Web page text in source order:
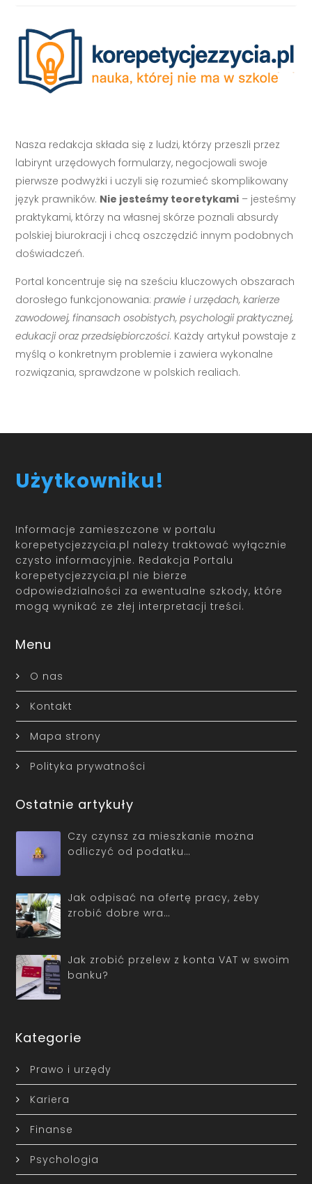
Nasza redakcja składa się z ludzi, którzy przeszli przez
labirynt urzędowych formularzy, negocjowali swoje
pierwsze podwyżki i uczyli się rozumieć skomplikowany
język prawników. Nie jesteśmy teoretykami – jesteśmy
praktykami, którzy na własnej skórze poznali absurdy
polskiej biurokracji i chcą oszczędzić innym podobnych
doświadczeń.
Portal koncentruje się na sześciu kluczowych obszarach
dorosłego funkcjonowania:prawie i urzędach, karierze
zawodowej, finansach osobistych, psychologii praktycznej,
edukacji oraz przedsiębiorczości. Każdy artykuł powstaje z
myślą o konkretnym problemie i zawiera wykonalne
rozwiązania, sprawdzone w polskich realiach.
Użytkowniku!
Informacje zamieszczone w portalu
korepetycjezzycia.pl należy traktować wyłącznie
czysto informacyjnie. Redakcja Portalu
korepetycjezzycia.pl nie bierze
odpowiedzialności za ewentualne szkody, które
mogą wynikać ze złej interpretacji treści.
Menu
O nas
Kontakt
Mapa strony
Polityka prywatności
Ostatnie artykuły
Czy czynsz za mieszkanie można
odliczyć od podatku…
Jak odpisać na ofertę pracy, żeby
zrobić dobre wra…
Jak zrobić przelew z konta VAT w swoim
banku?
Kategorie
Prawo i urzędy
Kariera
Finanse
Psychologia